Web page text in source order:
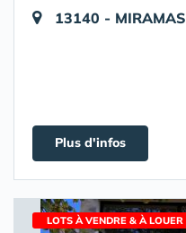
13140 - MIRAMAS
Plus d'infos
LOTS À VENDRE & À LOUER